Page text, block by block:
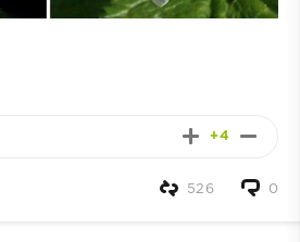
+4
0
526